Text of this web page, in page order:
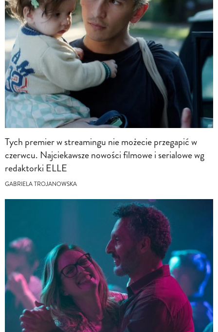
Tych premier w streamingu nie możecie przegapić w
czerwcu. Najciekawsze nowości filmowe i serialowe wg
redaktorki ELLE
GABRIELA TROJANOWSKA